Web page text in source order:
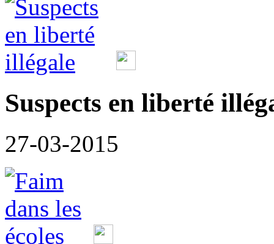
Suspects en liberté
27-03-2015